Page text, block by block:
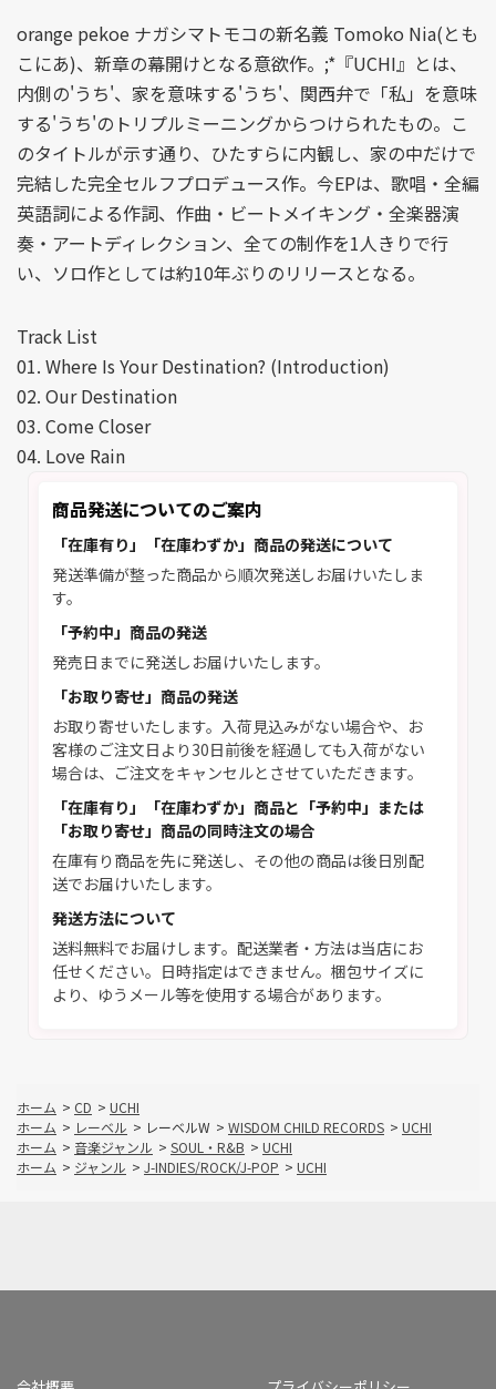
orange pekoe ナガシマトモコの新名義 Tomoko Nia(とも
こにあ)、新章の幕開けとなる意欲作。;*『UCHI』とは、
内側の'うち'、家を意味する'うち'、関西弁で「私」を意味
する'うち'のトリプルミーニングからつけられたもの。こ
のタイトルが示す通り、ひたすらに内観し、家の中だけで
完結した完全セルフプロデュース作。今EPは、歌唱・全編
英語詞による作詞、作曲・ビートメイキング・全楽器演
奏・アートディレクション、全ての制作を1人きりで行
い、ソロ作としては約10年ぶりのリリースとなる。
Track List
01. Where Is Your Destination? (Introduction)
02. Our Destination
03. Come Closer
04. Love Rain
商品発送についてのご案内
「在庫有り」「在庫わずか」商品の発送について
発送準備が整った商品から順次発送しお届けいたしま
す。
「予約中」商品の発送
発売日までに発送しお届けいたします。
「お取り寄せ」商品の発送
お取り寄せいたします。入荷見込みがない場合や、お
客様のご注文日より30日前後を経過しても入荷がない
場合は、ご注文をキャンセルとさせていただきます。
「在庫有り」「在庫わずか」商品と「予約中」または
「お取り寄せ」商品の同時注文の場合
在庫有り商品を先に発送し、その他の商品は後日別配
送でお届けいたします。
発送方法について
送料無料でお届けします。配送業者・方法は当店にお
任せください。日時指定はできません。梱包サイズに
より、ゆうメール等を使用する場合があります。
ホーム > CD > UCHI
ホーム > レーベル > レーベルW > WISDOM CHILD RECORDS > UCHI
ホーム > 音楽ジャンル > SOUL・R&B > UCHI
ホーム > ジャンル > J-INDIES/ROCK/J-POP > UCHI